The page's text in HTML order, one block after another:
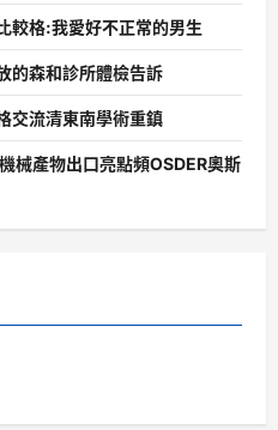
較格:我愛好不正常的男生
的森和診所體檢告訴
交流清東南學術重鎮
械產物出口亮點頻OSDER奧斯